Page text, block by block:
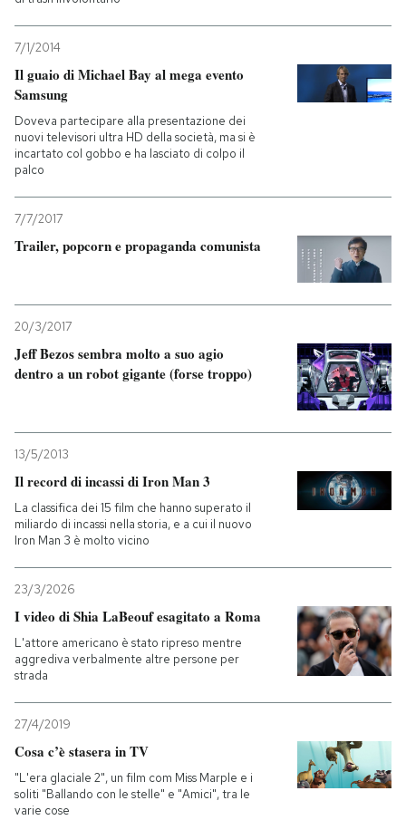
7/1/2014
Il guaio di Michael Bay al mega evento
Samsung
Doveva partecipare alla presentazione dei
nuovi televisori ultra HD della società, ma si è
incartato col gobbo e ha lasciato di colpo il
palco
7/7/2017
Trailer, popcorn e propaganda comunista
20/3/2017
Jeff Bezos sembra molto a suo agio
dentro a un robot gigante (forse troppo)
13/5/2013
Il record di incassi di Iron Man 3
La classifica dei 15 film che hanno superato il
miliardo di incassi nella storia, e a cui il nuovo
Iron Man 3 è molto vicino
23/3/2026
I video di Shia LaBeouf esagitato a Roma
L'attore americano è stato ripreso mentre
aggrediva verbalmente altre persone per
strada
27/4/2019
Cosa c’è stasera in TV
"L'era glaciale 2", un film com Miss Marple e i
soliti "Ballando con le stelle" e "Amici", tra le
varie cose